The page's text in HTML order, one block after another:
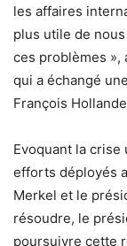
les affaires
plus utile de
ces problèmes »,
qui a échangé
François
Evoquant la
efforts déployés
Merkel et le
résoudre, le
poursuivre cette